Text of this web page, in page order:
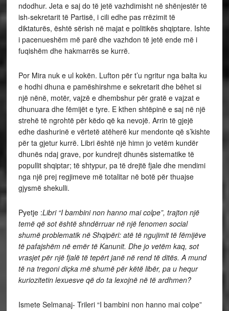
ndodhur. Jeta e saj do të jetë vazhdimisht në shënjestër të
ish-sekretarit të Partisë, i cili edhe pas rrëzimit të
diktaturës, është sërish në majat e politikës shqiptare. Ishte
i pacenueshëm më parë dhe vazhdon të jetë ende më i
fuqishëm dhe hakmarrës se kurrë.
Por Mira nuk e ul kokën. Lufton për t’u ngritur nga balta ku
e hodhi dhuna e pamëshirshme e sekretarit dhe bëhet si
një nënë, motër, vajzë e dhembshur për gratë e vajzat e
dhunuara dhe fëmijët e tyre. E kthen shtëpinë e saj në një
strehë të ngrohtë për këdo që ka nevojë. Arrin të gjejë
edhe dashurinë e vërtetë atëherë kur mendonte që s’kishte
për ta gjetur kurrë. Libri është një himn jo vetëm kundër
dhunës ndaj grave, por kundrejt dhunës sistematike të
popullit shqiptar; të shtypur, pa të drejtë fjale dhe mendimi
nga një prej regjimeve më totalitar në botë për thuajse
gjysmë shekulli.
Pyetje :Libri “I bambini non hanno mai colpe”, trajton një
temë që sot është shndërruar në një fenomen social
shumë problematik në Shqipëri: atë të ngujimit të fëmijëve
të pafajshëm në emër të Kanunit. Dhe jo vetëm kaq, sot
vrasjet për një fjalë të tepërt janë në rend të ditës. A mund
të na tregoni diçka më shumë për këtë libër, pa u hequr
kuriozitetin lexuesve që do ta lexojnë në të ardhmen?
Ismete Selmanaj- Trileri “I bambini non hanno mai colpe”